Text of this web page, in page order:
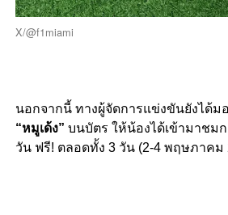
X/@f1miami
นอกจากนี้ ทางผู้จัดการแข่งขันยังได้ม
“หมูเด้ง” บนบัตร ให้น้องได้เข้ามาชม
วัน ฟรี! ตลอดทั้ง 3 วัน (2-4 พฤษภาคม